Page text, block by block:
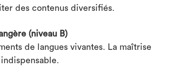
des contenus diversifiés.
(niveau B)
de langues vivantes. La maîtrise